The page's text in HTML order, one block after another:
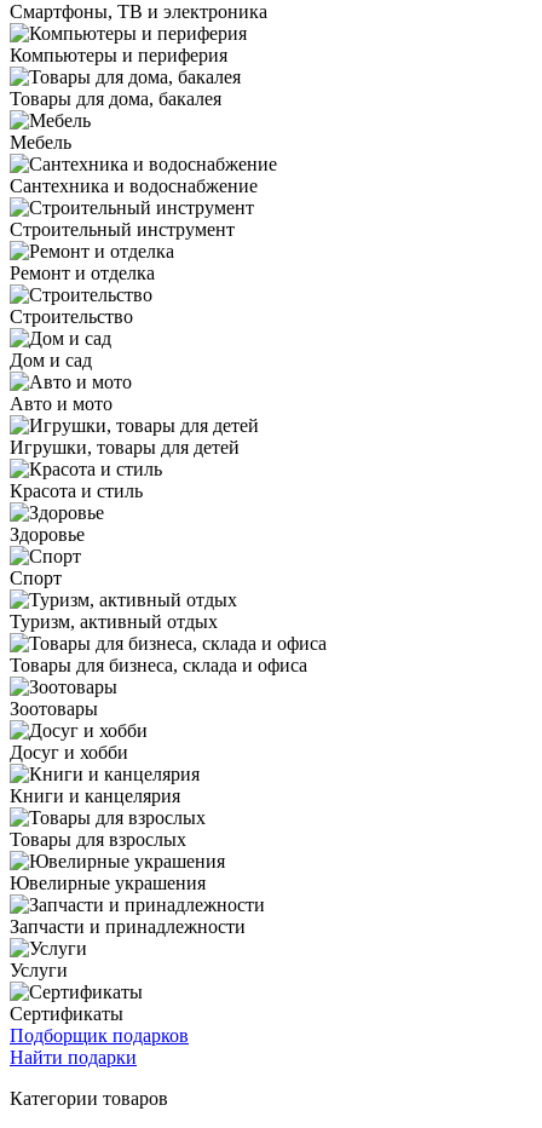
Смартфоны, ТВ и электроника
Компьютеры и периферия
Товары для дома, бакалея
Мебель
Сантехника и водоснабжение
Строительный инструмент
Ремонт и отделка
Строительство
Дом и сад
Авто и мото
Игрушки, товары для детей
Красота и стиль
Здоровье
Спорт
Туризм, активный отдых
Товары для бизнеса, склада и офиса
Зоотовары
Досуг и хобби
Книги и канцелярия
Товары для взрослых
Ювелирные украшения
Запчасти и принадлежности
Услуги
Сертификаты
Подборщик подарков
Найти подарки
Категории товаров